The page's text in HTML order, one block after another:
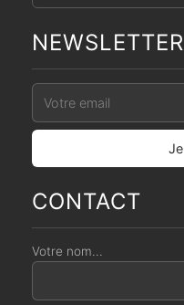
NEWSLETTER
CONTACT
Votre nom...